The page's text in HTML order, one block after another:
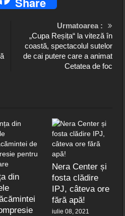
Urmatoarea :
„Cupa Reșița“ la viteză în
coastă, spectacolul sutelor
de cai putere care a animat
Cetatea de foc
din
Nera Center și
fosta clădire
IPJ, câteva ore
fără apă!
iulie 08, 2021